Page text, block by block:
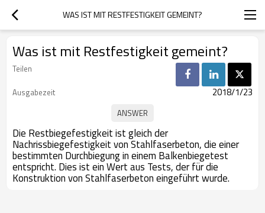
WAS IST MIT RESTFESTIGKEIT GEMEINT?
Was ist mit Restfestigkeit gemeint?
Teilen
Ausgabezeit
2018/1/23
Die Restbiegefestigkeit ist gleich der
Nachrissbiegefestigkeit von Stahlfaserbeton, die einer
bestimmten Durchbiegung in einem Balkenbiegetest
entspricht. Dies ist ein Wert aus Tests, der für die
Konstruktion von Stahlfaserbeton eingeführt wurde.